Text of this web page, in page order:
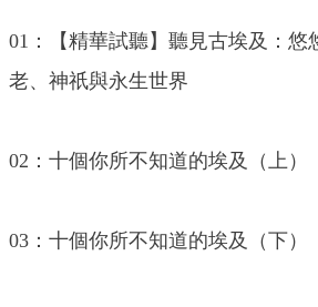
01：【精華試聽】聽見古埃及：悠
老、神祇與永生世界
02：十個你所不知道的埃及（上）
03：十個你所不知道的埃及（下）